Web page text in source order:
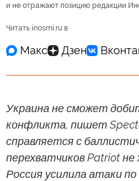
и не отражают позицию редакции
Читать inosmi.ru в
Украина не сможет
конфликта, пишет
справляется с
перехватчиков Patriot
Россия усилила атаки